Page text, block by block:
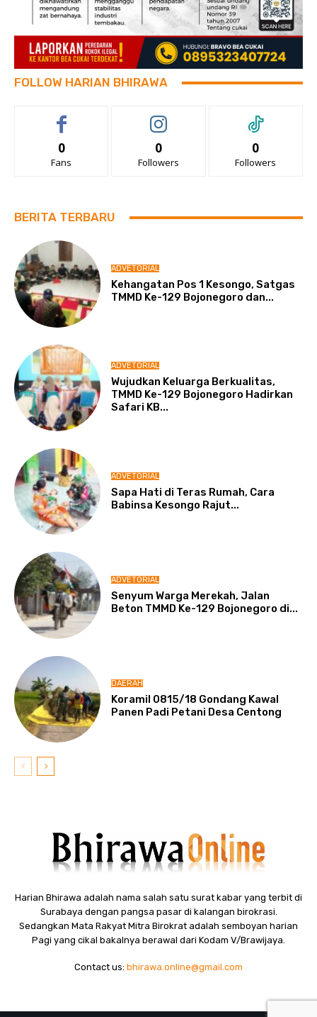
FOLLOW HARIAN BHIRAWA
0
Fans
0
Followers
0
Followers
BERITA TERBARU
ADVETORIAL
Kehangatan Pos 1 Kesongo, Satgas
TMMD Ke-129 Bojonegoro dan...
ADVETORIAL
Wujudkan Keluarga Berkualitas,
TMMD Ke-129 Bojonegoro Hadirkan
Safari KB...
ADVETORIAL
Sapa Hati di Teras Rumah, Cara
Babinsa Kesongo Rajut...
ADVETORIAL
Senyum Warga Merekah, Jalan
Beton TMMD Ke-129 Bojonegoro di...
DAERAH
Koramil 0815/18 Gondang Kawal
Panen Padi Petani Desa Centong
Harian Bhirawa adalah nama salah satu surat kabar yang terbit di
Surabaya dengan pangsa pasar di kalangan birokrasi.
Sedangkan Mata Rakyat Mitra Birokrat adalah semboyan harian
Pagi yang cikal bakalnya berawal dari Kodam V/Brawijaya.
Contact us: bhirawa.online@gmail.com